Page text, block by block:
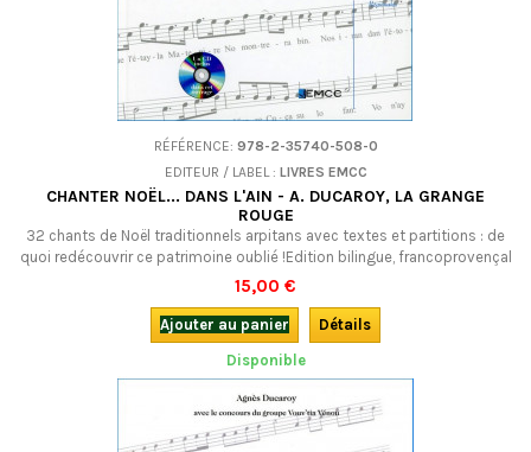
RÉFÉRENCE: 978-2-35740-508-0
EDITEUR / LABEL : LIVRES EMCC
CHANTER NOËL... DANS L'AIN - A. DUCAROY, LA GRANGE
ROUGE
32 chants de Noël traditionnels arpitans avec textes et partitions : de
quoi redécouvrir ce patrimoine oublié !Edition bilingue, francoprovençal
(arpitan) et français, avec CD.
15,00 €
Ajouter au panier
Détails
Disponible